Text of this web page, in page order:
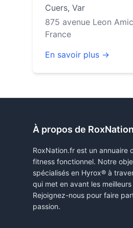
Cuers, Var
875 avenue Leon
France
En savoir plus →
À propos de
RoxNation.fr est un annuaire
fitness fonctionnel. Notre
spécialisés en Hyrox® à
qui met en avant les
Rejoignez-nous pour faire
passion.